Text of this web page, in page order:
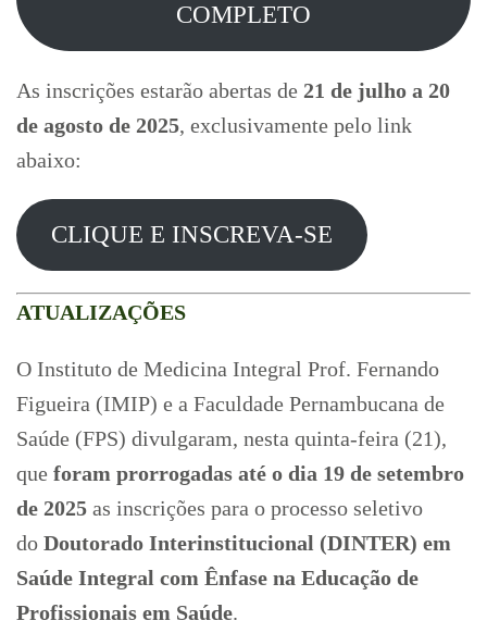
COMPLETO
As inscrições estarão abertas de 21 de julho a 20
de agosto de 2025, exclusivamente pelo link
abaixo:
CLIQUE E INSCREVA-SE
ATUALIZAÇÕES
O Instituto de Medicina Integral Prof. Fernando
Figueira (IMIP) e a Faculdade Pernambucana de
Saúde (FPS) divulgaram, nesta quinta-feira (21),
que foram prorrogadas até o dia 19 de setembro
de 2025 as inscrições para o processo seletivo
do Doutorado Interinstitucional (DINTER) em
Saúde Integral com Ênfase na Educação de
Profissionais em Saúde.